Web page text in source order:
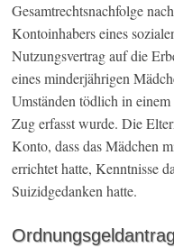
Gesamtrechtsnachfolge nach
Kontoinhabers eines
Nutzungsvertrag auf die
eines minderjährigen
Umständen tödlich in
Zug erfasst wurde. Die
Konto, dass das Mädchen
errichtet hatte, Kenntnisse
Suizidgedanken hatte.